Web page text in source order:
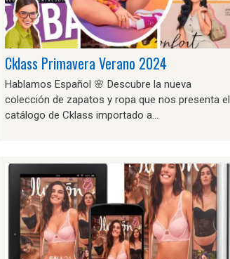
Cklass Primavera Verano 2024
Hablamos Español 🌸 Descubre la nueva
colección de zapatos y ropa que nos presenta el
catálogo de Cklass importado a…